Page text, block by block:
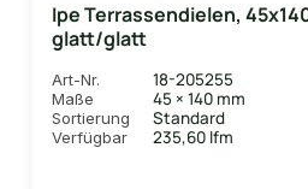
Ipe Terrassendielen,
glatt/glatt
Art-Nr. 18-205255
Maße 45 × 140 mm
Sortierung Standard
Verfügbar 235,60 lfm